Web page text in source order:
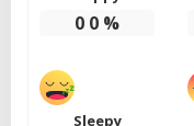
0 0 %
Sleepy